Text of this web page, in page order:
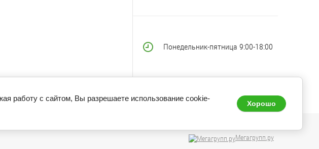
Понедельник-пятница 9:00-18:00
Мегагрупп.ру
работу с сайтом, Вы разрешаете использование cookie-
Хорошо